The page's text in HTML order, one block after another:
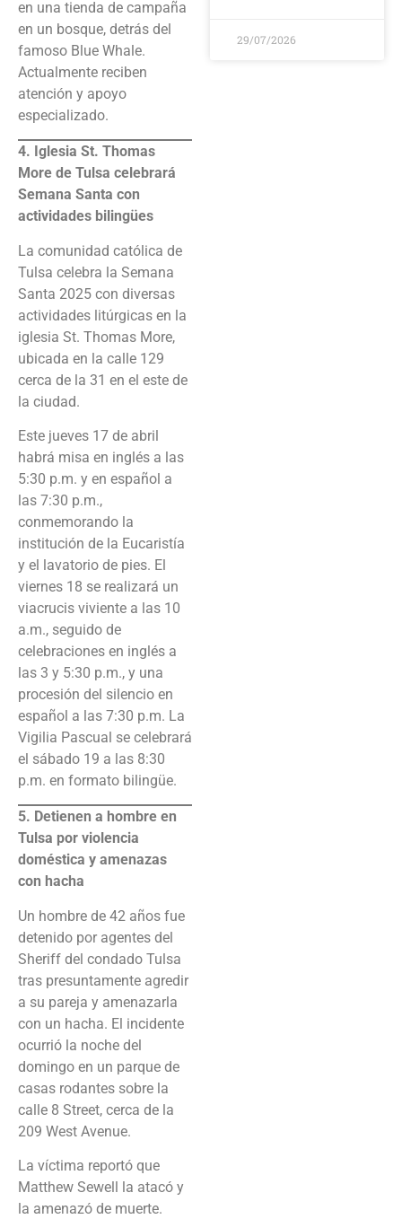
en una tienda de campaña
en un bosque, detrás del
famoso Blue Whale.
Actualmente reciben
atención y apoyo
especializado.
4. Iglesia St. Thomas
More de Tulsa celebrará
Semana Santa con
actividades bilingües
La comunidad católica de
Tulsa celebra la Semana
Santa 2025 con diversas
actividades litúrgicas en la
iglesia St. Thomas More,
ubicada en la calle 129
cerca de la 31 en el este de
la ciudad.
Este jueves 17 de abril
habrá misa en inglés a las
5:30 p.m. y en español a
las 7:30 p.m.,
conmemorando la
institución de la Eucaristía
y el lavatorio de pies. El
viernes 18 se realizará un
viacrucis viviente a las 10
a.m., seguido de
celebraciones en inglés a
las 3 y 5:30 p.m., y una
procesión del silencio en
español a las 7:30 p.m. La
Vigilia Pascual se celebrará
el sábado 19 a las 8:30
p.m. en formato bilingüe.
5. Detienen a hombre en
Tulsa por violencia
doméstica y amenazas
con hacha
Un hombre de 42 años fue
detenido por agentes del
Sheriff del condado Tulsa
tras presuntamente agredir
a su pareja y amenazarla
con un hacha. El incidente
ocurrió la noche del
domingo en un parque de
casas rodantes sobre la
calle 8 Street, cerca de la
209 West Avenue.
La víctima reportó que
Matthew Sewell la atacó y
la amenazó de muerte.
29/07/2026